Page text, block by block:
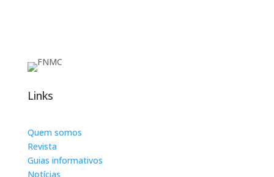
Links
Quem somos
Revista
Guias informativos
Notícias